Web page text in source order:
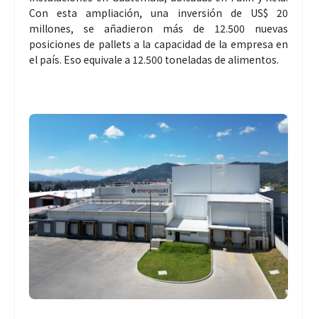
Con esta ampliación, una inversión de US$ 20
millones, se añadieron más de 12.500 nuevas
posiciones de pallets a la capacidad de la empresa en
el país. Eso equivale a 12.500 toneladas de alimentos.